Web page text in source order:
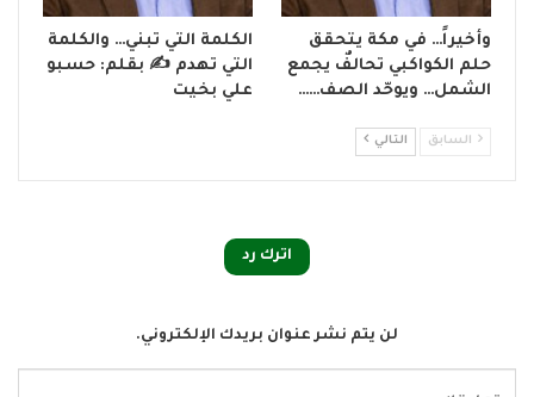
وأخيراً… في مكة يتحقق
حلم الكواكبي تحالفٌ يجمع
الشمل… ويوحّد الصف……
الكلمة التي تبني… والكلمة
التي تهدم ✍ بقلم: حسبو
علي بخيت
السابق التالي
اترك رد
لن يتم نشر عنوان بريدك الإلكتروني.